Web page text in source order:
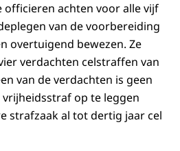
officieren achten voor alle vijf
van de voorbereiding
overtuigend bewezen. Ze
verdachten celstraffen van
van de verdachten is geen
op te leggen
strafzaak al tot dertig jaar cel